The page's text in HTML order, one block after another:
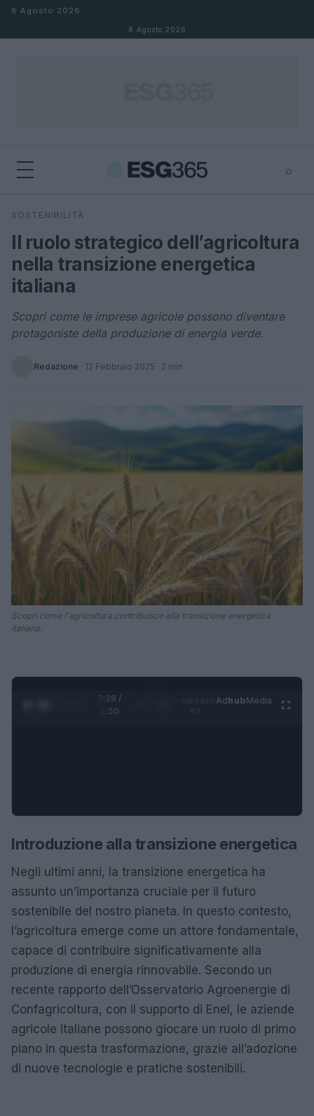
Salta al contenuto
8 Agosto 2026
8 Agosto 2026
⌕
Cerca
SOSTENIBILITÀ
Il ruolo strategico dell’agricoltura
nella transizione energetica
italiana
Scopri come le imprese agricole possono diventare
protagoniste della produzione di energia verde.
Redazione · 12 Febbraio 2025 · 2 min
Scopri come l'agricoltura contribuisce alla transizione energetica
italiana.
0:29 /
1:50
AdhubMedia
Introduzione alla transizione energetica
Negli ultimi anni, la transizione energetica ha
assunto un’importanza cruciale per il futuro
sostenibile del nostro pianeta. In questo contesto,
l’agricoltura emerge come un attore fondamentale,
capace di contribuire significativamente alla
produzione di energia rinnovabile. Secondo un
recente rapporto dell’Osservatorio Agroenergie di
Confagricoltura, con il supporto di Enel, le aziende
agricole italiane possono giocare un ruolo di primo
piano in questa trasformazione, grazie all’adozione
di nuove tecnologie e pratiche sostenibili.